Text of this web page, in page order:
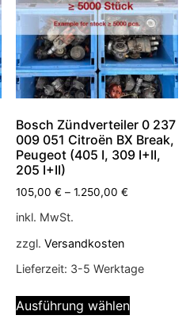
Bosch Zündverteiler 0 237
009 051 Citroën BX Break,
Peugeot (405 I, 309 I+II,
205 I+II)
105,00 € – 1.250,00 €
inkl. MwSt.
zzgl. Versandkosten
Lieferzeit: 3-5 Werktage
Ausführung wählen